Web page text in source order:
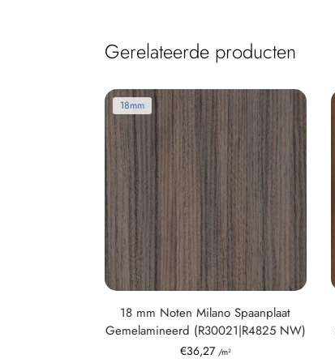
Gerelateerde producten
18mm
18 mm Noten Milano Spaanplaat
Gemelamineerd (R30021|R4825 NW)
€36,27 /m²